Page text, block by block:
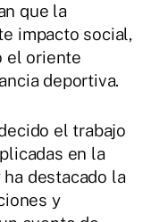
que la
impacto social,
el oriente
deportiva.
el trabajo
en la
destacado la
y